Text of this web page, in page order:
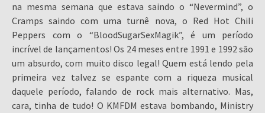
na mesma semana que estava saindo o “Nevermind”, o
Cramps saindo com uma turnê nova, o Red Hot Chili
Peppers com o “BloodSugarSexMagik”, é um período
incrível de lançamentos! Os 24 meses entre 1991 e 1992 são
um absurdo, com muito disco legal! Quem está lendo pela
primeira vez talvez se espante com a riqueza musical
daquele período, falando de rock mais alternativo. Mas,
cara, tinha de tudo! O KMFDM estava bombando, Ministry